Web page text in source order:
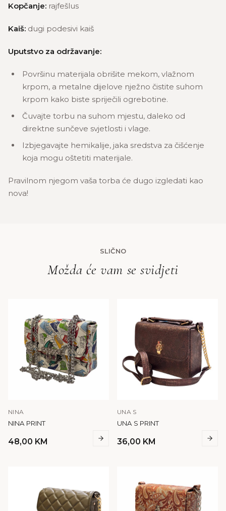
Kopčanje: rajfešlus
Kaiš: dugi podesivi kaiš
Uputstvo za održavanje:
Površinu materijala obrišite mekom, vlažnom
krpom, a metalne dijelove nježno čistite suhom
krpom kako biste spriječili ogrebotine.
Čuvajte torbu na suhom mjestu, daleko od
direktne sunčeve svjetlosti i vlage.
Izbjegavajte hemikalije, jaka sredstva za čišćenje
koja mogu oštetiti materijale.
Pravilnom njegom vaša torba će dugo izgledati kao
nova!
SLIČNO
Možda će vam se svidjeti
NINA
NINA PRINT
48,00 KM
UNA S
UNA S PRINT
36,00 KM